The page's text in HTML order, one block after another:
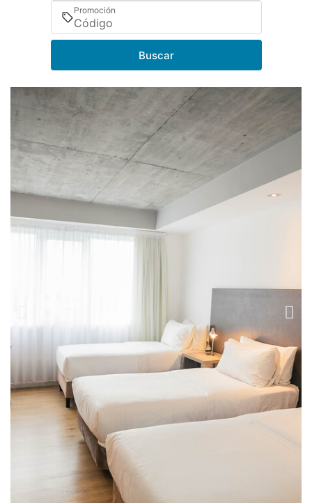
Promoción
Buscar